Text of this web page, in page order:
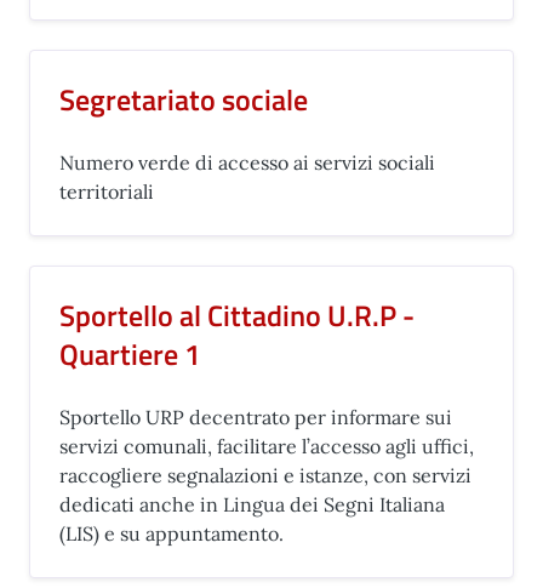
Segretariato sociale
Numero verde di accesso ai servizi sociali
territoriali
Sportello al Cittadino U.R.P -
Quartiere 1
Sportello URP decentrato per informare sui
servizi comunali, facilitare l’accesso agli uffici,
raccogliere segnalazioni e istanze, con servizi
dedicati anche in Lingua dei Segni Italiana
(LIS) e su appuntamento.